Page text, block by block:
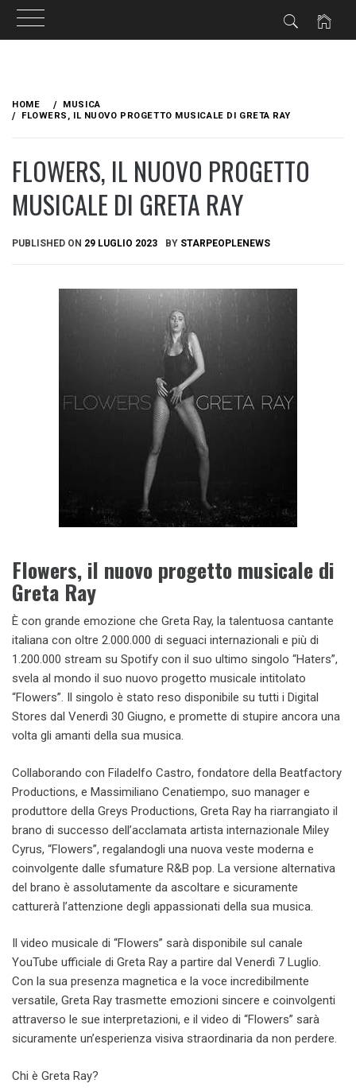
content
HOME
MUSICA
FLOWERS, IL NUOVO PROGETTO MUSICALE DI GRETA RAY
FLOWERS, IL NUOVO PROGETTO
MUSICALE DI GRETA RAY
PUBLISHED ON 29 LUGLIO 2023 BY STARPEOPLENEWS
Flowers, il nuovo progetto musicale di
Greta Ray
È con grande emozione che Greta Ray, la talentuosa cantante
italiana con oltre 2.000.000 di seguaci internazionali e più di
1.200.000 stream su Spotify con il suo ultimo singolo “Haters”,
svela al mondo il suo nuovo progetto musicale intitolato
“Flowers”. Il singolo è stato reso disponibile su tutti i Digital
Stores dal Venerdì 30 Giugno, e promette di stupire ancora una
volta gli amanti della sua musica.
Collaborando con Filadelfo Castro, fondatore della Beatfactory
Productions, e Massimiliano Cenatiempo, suo manager e
produttore della Greys Productions, Greta Ray ha riarrangiato il
brano di successo dell’acclamata artista internazionale Miley
Cyrus, “Flowers”, regalandogli una nuova veste moderna e
coinvolgente dalle sfumature R&B pop. La versione alternativa
del brano è assolutamente da ascoltare e sicuramente
catturerà l’attenzione degli appassionati della sua musica.
Il video musicale di “Flowers” sarà disponibile sul canale
YouTube ufficiale di Greta Ray a partire dal Venerdì 7 Luglio.
Con la sua presenza magnetica e la voce incredibilmente
versatile, Greta Ray trasmette emozioni sincere e coinvolgenti
attraverso le sue interpretazioni, e il video di “Flowers” sarà
sicuramente un’esperienza visiva straordinaria da non perdere.
Chi è Greta Ray?